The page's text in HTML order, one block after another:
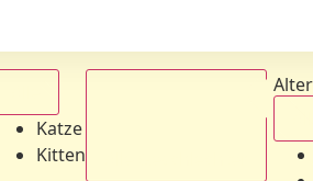
Katze
Kitten